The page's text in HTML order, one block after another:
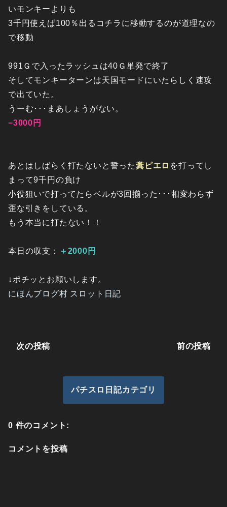
いモンキーよりも
3千円使えば100％出るコチラに移動するのが道理なの
で移動
991Ｇで入ったラッシュは40Ｇ単発で終了
そしてモンキーターンは天国モードにいたらしく速攻
で出ていた。
うーむ･･･まあしょうがない。
−3000円
あとはしばらく打たないと誓った糞ピエロ を打ってし
まって9千円の負け
小役狙いで打ってたらベルが3回揃った･･･相変わらず
歪な引きをしている。
もう本当に打たない！！
本日の収支： ＋2000円
↓ポチッとお願いします。
にほんブログ村 スロット日記
次の投稿 前の投稿
パチスロ日記カテゴリ
0 件のコメント:
コメントを投稿